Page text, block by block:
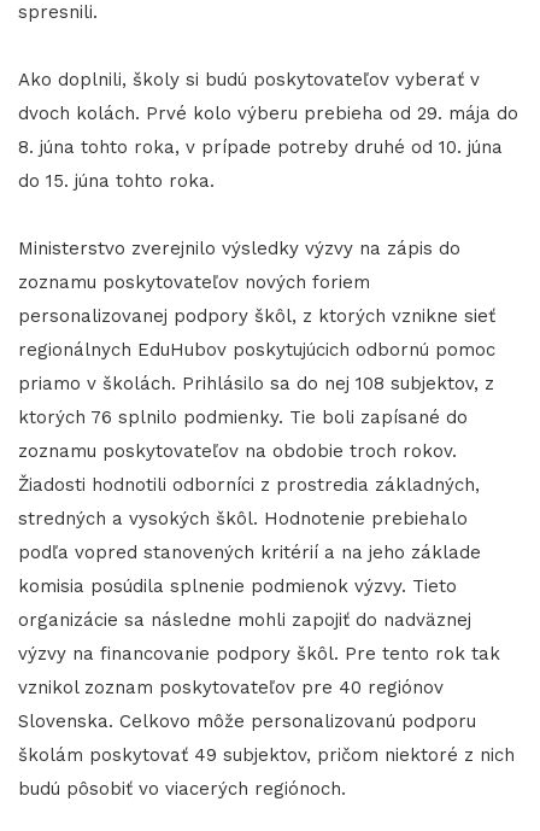
spresnili.
Ako doplnili, školy si budú poskytovateľov vyberať v
dvoch kolách. Prvé kolo výberu prebieha od 29. mája do
8. júna tohto roka, v prípade potreby druhé od 10. júna
do 15. júna tohto roka.
Ministerstvo zverejnilo výsledky výzvy na zápis do
zoznamu poskytovateľov nových foriem
personalizovanej podpory škôl, z ktorých vznikne sieť
regionálnych EduHubov poskytujúcich odbornú pomoc
priamo v školách. Prihlásilo sa do nej 108 subjektov, z
ktorých 76 splnilo podmienky. Tie boli zapísané do
zoznamu poskytovateľov na obdobie troch rokov.
Žiadosti hodnotili odborníci z prostredia základných,
stredných a vysokých škôl. Hodnotenie prebiehalo
podľa vopred stanovených kritérií a na jeho základe
komisia posúdila splnenie podmienok výzvy. Tieto
organizácie sa následne mohli zapojiť do nadväznej
výzvy na financovanie podpory škôl. Pre tento rok tak
vznikol zoznam poskytovateľov pre 40 regiónov
Slovenska. Celkovo môže personalizovanú podporu
školám poskytovať 49 subjektov, pričom niektoré z nich
budú pôsobiť vo viacerých regiónoch.